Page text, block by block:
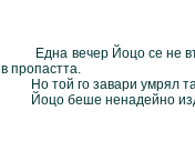
Една вечер Йоцо се не
в пропастта.
Но той го завари умрял
Йоцо беше ненадейно